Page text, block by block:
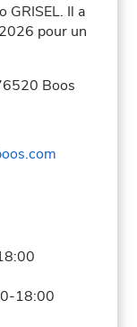
GRISEL. Il a
pour un
Boos
18:00